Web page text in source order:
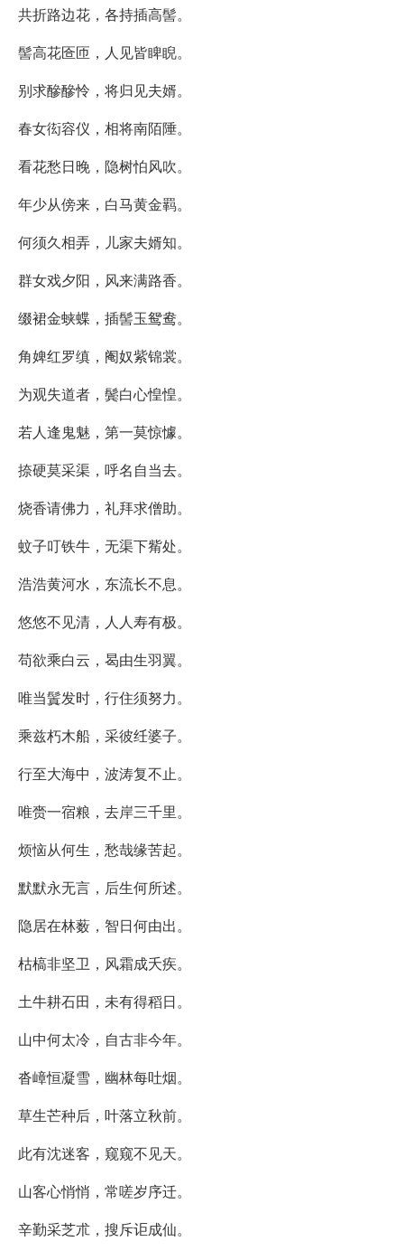
共折路边花，各持插高髻。
髻高花匼匝，人见皆睥睨。
别求醦醦怜，将归见夫婿。
春女衒容仪，相将南陌陲。
看花愁日晚，隐树怕风吹。
年少从傍来，白马黄金羁。
何须久相弄，儿家夫婿知。
群女戏夕阳，风来满路香。
缀裙金蛱蝶，插髻玉鸳鸯。
角婢红罗缜，阉奴紫锦裳。
为观失道者，鬓白心惶惶。
若人逢鬼魅，第一莫惊懅。
捺硬莫采渠，呼名自当去。
烧香请佛力，礼拜求僧助。
蚊子叮铁牛，无渠下觜处。
浩浩黄河水，东流长不息。
悠悠不见清，人人寿有极。
苟欲乘白云，曷由生羽翼。
唯当鬒发时，行住须努力。
乘兹朽木船，采彼纴婆子。
行至大海中，波涛复不止。
唯赍一宿粮，去岸三千里。
烦恼从何生，愁哉缘苦起。
默默永无言，后生何所述。
隐居在林薮，智日何由出。
枯槁非坚卫，风霜成夭疾。
土牛耕石田，未有得稻日。
山中何太冷，自古非今年。
沓嶂恒凝雪，幽林每吐烟。
草生芒种后，叶落立秋前。
此有沈迷客，窥窥不见天。
山客心悄悄，常嗟岁序迁。
辛勤采芝朮，搜斥讵成仙。